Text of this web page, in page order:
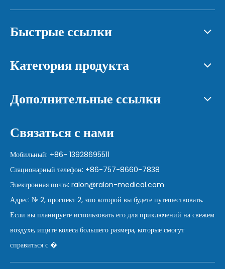
Быстрые ссылки
Категория продукта
Дополнительные ссылки
Связаться с нами
Мобильный: +86- 13928695511
Стационарный телефон: +86-757-8660-7838
Электронная почта: ralon@ralon-medical.com
Адрес: № 2, проспект 2, зпо которой вы будете путешествовать.
Если вы планируете использовать его для приключений на свежем
воздухе, ищите колеса большего размера, которые смогут
справиться с �